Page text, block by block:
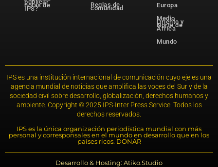
publicar
notas de
IPS?
Reglas de
comunidad
Europa
Medio
Oriente y
Norte de
África
Mundo
IPS es una institución internacional de comunicación cuyo eje es una
agencia mundial de noticias que amplifica las voces del Sur y de la
sociedad civil sobre desarrollo, globalización, derechos humanos y
ambiente. Copyright © 2025 IPS-Inter Press Service. Todos los
derechos reservados.
IPS es la única organización periodística mundial con más
personal y corresponsales en el mundo en desarrollo que en los
países ricos. DONAR
Desarrollo & Hosting: Atiko.Studio